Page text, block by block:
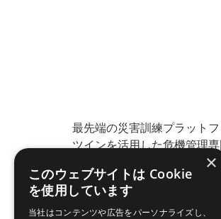
最先端の災害訓練プラット
ツインを活用した危機管理
×
このウェブサイトは Cookie
を使用しています
当社はコンテンツや広告をパーソナライズし、